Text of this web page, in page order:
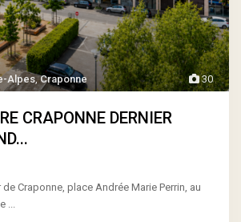
30
Alpes,Craponne
CRAPONNE DERNIER
Craponne, place Andrée Marie Perrin, au
...